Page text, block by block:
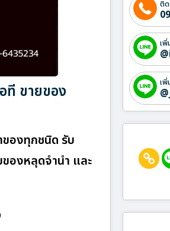
ที ขายของ
ของทุกชนิด รับ
องหลุดจำนำ และ
ติ
เ
เ